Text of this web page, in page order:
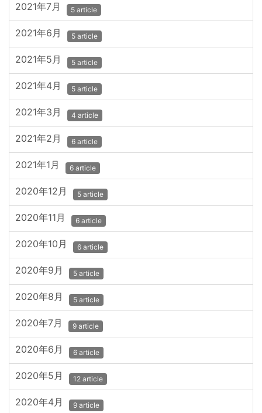
2021年7月 5 article
2021年6月 5 article
2021年5月 5 article
2021年4月 5 article
2021年3月 4 article
2021年2月 6 article
2021年1月 6 article
2020年12月 5 article
2020年11月 6 article
2020年10月 6 article
2020年9月 5 article
2020年8月 5 article
2020年7月 9 article
2020年6月 6 article
2020年5月 12 article
2020年4月 9 article